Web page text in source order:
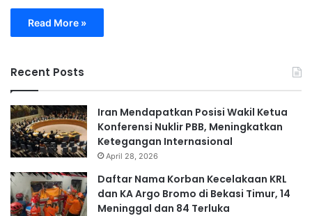
Read More »
Recent Posts
Iran Mendapatkan Posisi Wakil Ketua
Konferensi Nuklir PBB, Meningkatkan
Ketegangan Internasional
April 28, 2026
Daftar Nama Korban Kecelakaan KRL
dan KA Argo Bromo di Bekasi Timur, 14
Meninggal dan 84 Terluka